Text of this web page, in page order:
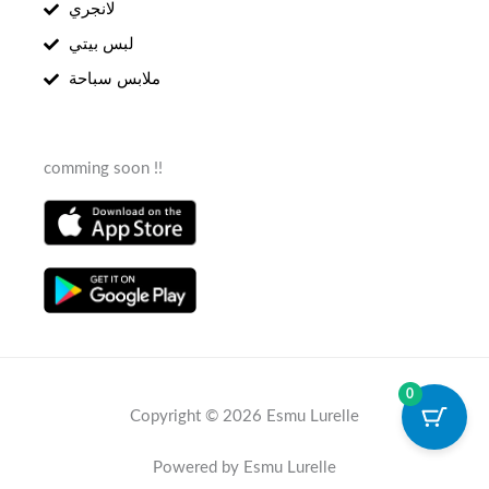
لانجري
لبس بيتي
ملابس سباحة
comming soon !!
Copyright © 2026 Esmu Lurelle
Powered by Esmu Lurelle
0